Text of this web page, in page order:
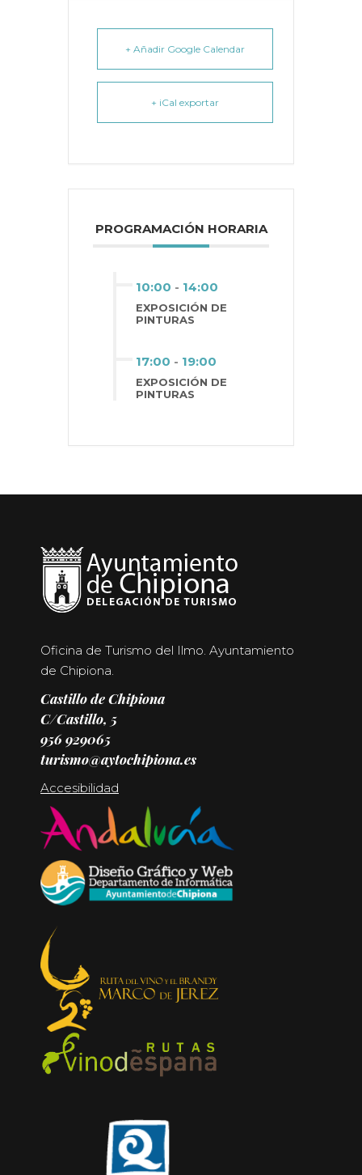
+ Añadir Google Calendar
+ iCal exportar
PROGRAMACIÓN HORARIA
10:00 - 14:00
EXPOSICIÓN DE
PINTURAS
17:00 - 19:00
EXPOSICIÓN DE
PINTURAS
Oficina de Turismo del Ilmo. Ayuntamiento
de Chipiona.
Castillo de Chipiona
C/Castillo, 5
956 929065
turismo@aytochipiona.es
Accesibilidad